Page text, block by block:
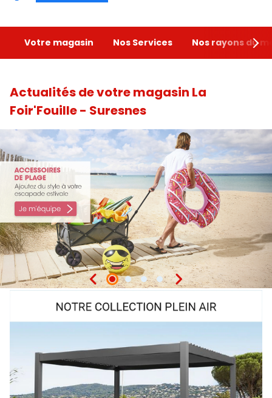
Votre magasin Nos Services Nos rayons du
Actualités de votre magasin La
Foir'Fouille - Suresnes